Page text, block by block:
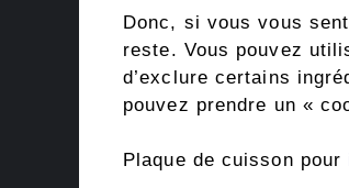
Donc, si vous vous
reste. Vous pouvez
d’exclure certains
pouvez prendre un «
Plaque de cuisson pour